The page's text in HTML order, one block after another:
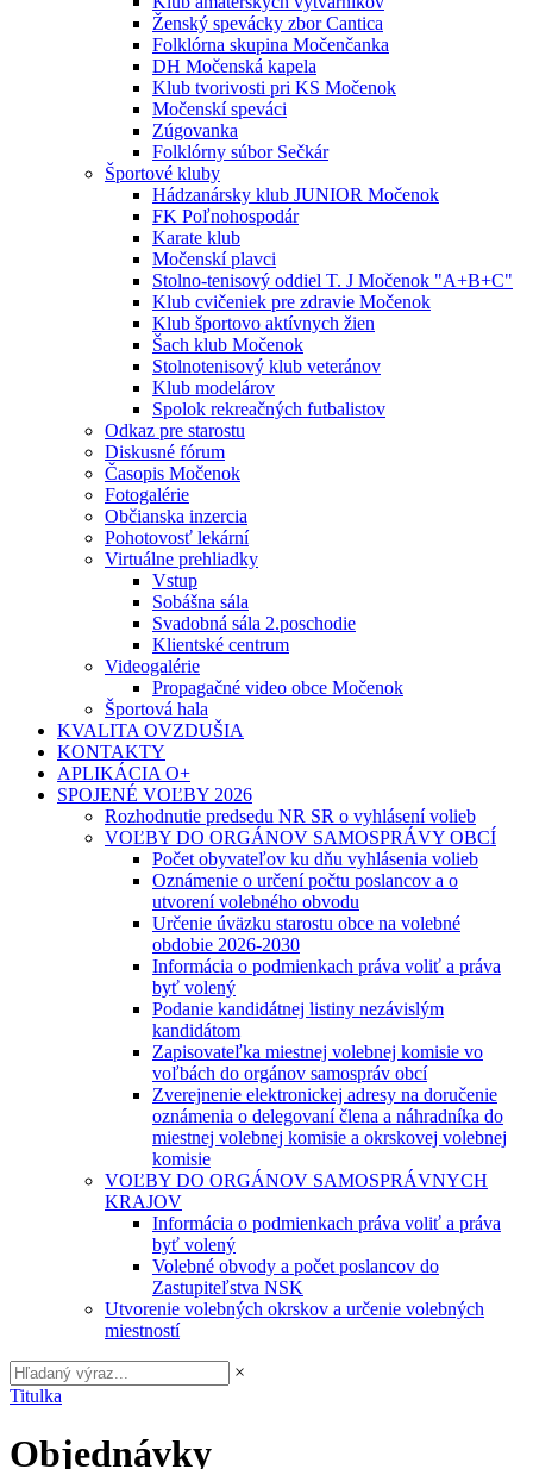
Ženský spevácky zbor Cantica
Folklórna skupina Močenčanka
DH Močenská kapela
Klub tvorivosti pri KS Močenok
Močenskí speváci
Zúgovanka
Folklórny súbor Sečkár
Športové kluby
Hádzanársky klub JUNIOR Močenok
FK Poľnohospodár
Karate klub
Močenskí plavci
Stolno-tenisový oddiel T. J Močenok "A+B+C"
Klub cvičeniek pre zdravie Močenok
Klub športovo aktívnych žien
Šach klub Močenok
Stolnotenisový klub veteránov
Klub modelárov
Spolok rekreačných futbalistov
Odkaz pre starostu
Diskusné fórum
Časopis Močenok
Fotogalérie
Občianska inzercia
Pohotovosť lekární
Virtuálne prehliadky
Vstup
Sobášna sála
Svadobná sála 2.poschodie
Klientské centrum
Videogalérie
Propagačné video obce Močenok
Športová hala
KVALITA OVZDUŠIA
KONTAKTY
APLIKÁCIA O+
SPOJENÉ VOĽBY 2026
Rozhodnutie predsedu NR SR o vyhlásení volieb
VOĽBY DO ORGÁNOV SAMOSPRÁVY OBCÍ
Počet obyvateľov ku dňu vyhlásenia volieb
Oznámenie o určení počtu poslancov a o
utvorení volebného obvodu
Určenie úväzku starostu obce na volebné
obdobie 2026-2030
Informácia o podmienkach práva voliť a práva
byť volený
Podanie kandidátnej listiny nezávislým
kandidátom
Zapisovateľka miestnej volebnej komisie vo
voľbách do orgánov samospráv obcí
Zverejnenie elektronickej adresy na doručenie
oznámenia o delegovaní člena a náhradníka do
miestnej volebnej komisie a okrskovej volebnej
komisie
VOĽBY DO ORGÁNOV SAMOSPRÁVNYCH
KRAJOV
Informácia o podmienkach práva voliť a práva
byť volený
Volebné obvody a počet poslancov do
Zastupiteľstva NSK
Utvorenie volebných okrskov a určenie volebných
miestností
×
Titulka
Objednávky